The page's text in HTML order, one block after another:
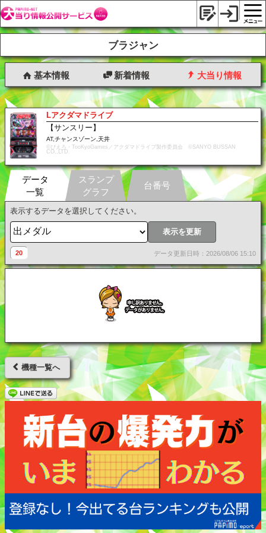
ブラジャン
基本情報 新着情報 大当り情報
Lアクダマドライブ
【サンスリー】
AT,チャンスゾーン,天井
©ぴえろ・TooKyoGames／アクダマドライブ製作委員会 ©SANYO BUSSAN
CO.,LTD.
データ
一覧
表示するデータを選択してください。
表示を更新
20 データ更新日時：2026/08/06 15:10
スランプ
グラフ
台番号
機種一覧へ